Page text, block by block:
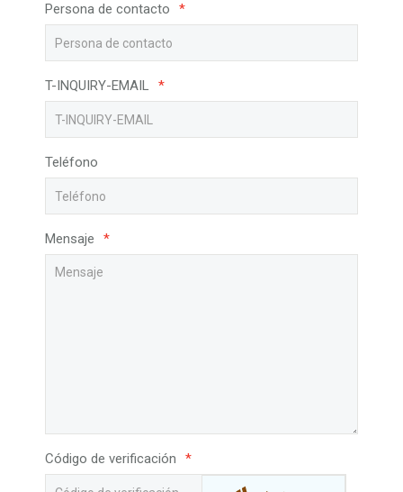
Persona de contacto *
T-INQUIRY-EMAIL *
Teléfono
Mensaje *
Código de verificación *